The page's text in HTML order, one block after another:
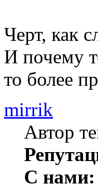
Черт, как
И почему
то более
mirrik
Автор
С нами: